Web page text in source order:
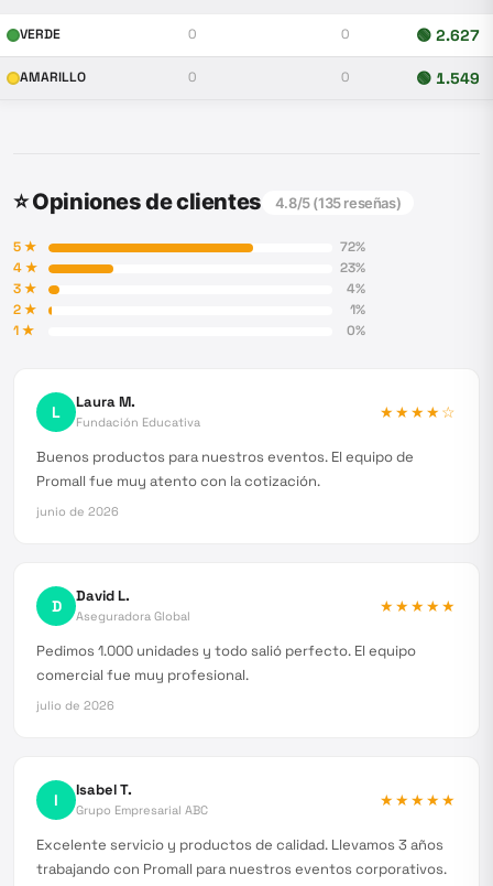
VERDE 0 0 🟢 2.627
AMARILLO 0 0 🟢 1.549
⭐ Opiniones de clientes 4.8/5 (135reseñas)
5★ 72%
4★ 23%
3★ 4%
2★ 1%
1★ 0%
L Laura M.
Fundación Educativa
★★★★☆
Buenos productos para nuestros eventos. El equipo de
Promall fue muy atento con la cotización.
junio de 2026
D David L.
Aseguradora Global
★★★★★
Pedimos 1.000 unidades y todo salió perfecto. El equipo
comercial fue muy profesional.
julio de 2026
I Isabel T.
Grupo Empresarial ABC
★★★★★
Excelente servicio y productos de calidad. Llevamos 3 años
trabajando con Promall para nuestros eventos corporativos.